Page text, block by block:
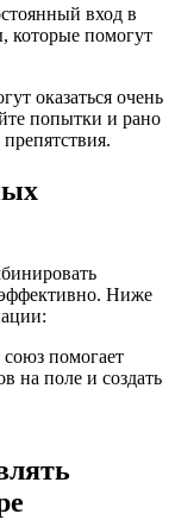
вход в
которые помогут
оказаться очень
попытки и рано
Ниже
помогает
на поле и создать